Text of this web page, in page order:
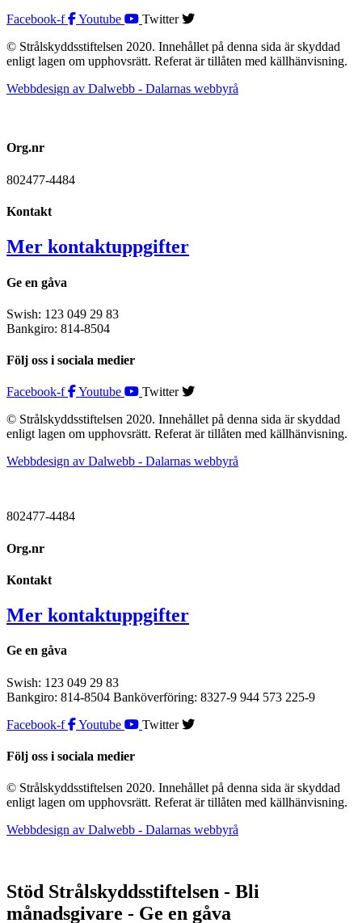
Facebook-f Youtube
Twitter
© Strålskyddsstiftelsen 2020. Innehållet på denna sida är skyddad
enligt lagen om upphovsrätt. Referat är tillåten med källhänvisning.
Webbdesign av Dalwebb - Dalarnas webbyrå
Org.nr
802477-4484
Kontakt
Mer kontaktuppgifter
Ge en gåva
Swish: 123 049 29 83
Bankgiro: 814-8504
Följ oss i sociala medier
Facebook-f Youtube
Twitter
© Strålskyddsstiftelsen 2020. Innehållet på denna sida är skyddad
enligt lagen om upphovsrätt. Referat är tillåten med källhänvisning.
Webbdesign av Dalwebb - Dalarnas webbyrå
802477-4484
Org.nr
Kontakt
Mer kontaktuppgifter
Ge en gåva
Swish: 123 049 29 83
Bankgiro: 814-8504 Banköverföring: 8327-9 944 573 225-9
Facebook-f
Youtube Twitter
Följ oss i sociala medier
© Strålskyddsstiftelsen 2020. Innehållet på denna sida är skyddad
enligt lagen om upphovsrätt. Referat är tillåten med källhänvisning.
Webbdesign av Dalwebb - Dalarnas webbyrå
Stöd Strålskyddsstiftelsen - Bli
månadsgivare - Ge en gåva